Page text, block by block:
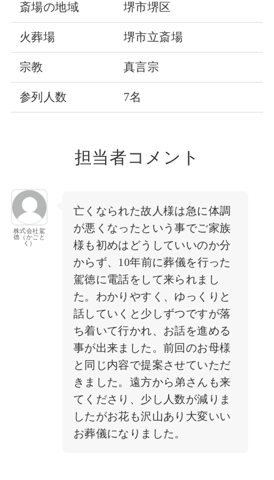
斎場の地域 堺市堺区
火葬場 堺市立斎場
宗教 真言宗
参列人数 7名
担当者コメント
株式会社駕
徳（かごと
く）
亡くなられた故人様は急に体調
が悪くなったという事でご家族
様も初めはどうしていいのか分
からず、10年前に葬儀を行った
駕徳に電話をして来られまし
た。わかりやすく、ゆっくりと
話していくと少しずつですが落
ち着いて行かれ、お話を進める
事が出来ました。前回のお母様
と同じ内容で提案させていただ
きました。遠方から弟さんも来
てくださり、少し人数が減りま
したがお花も沢山あり大変いい
お葬儀になりました。